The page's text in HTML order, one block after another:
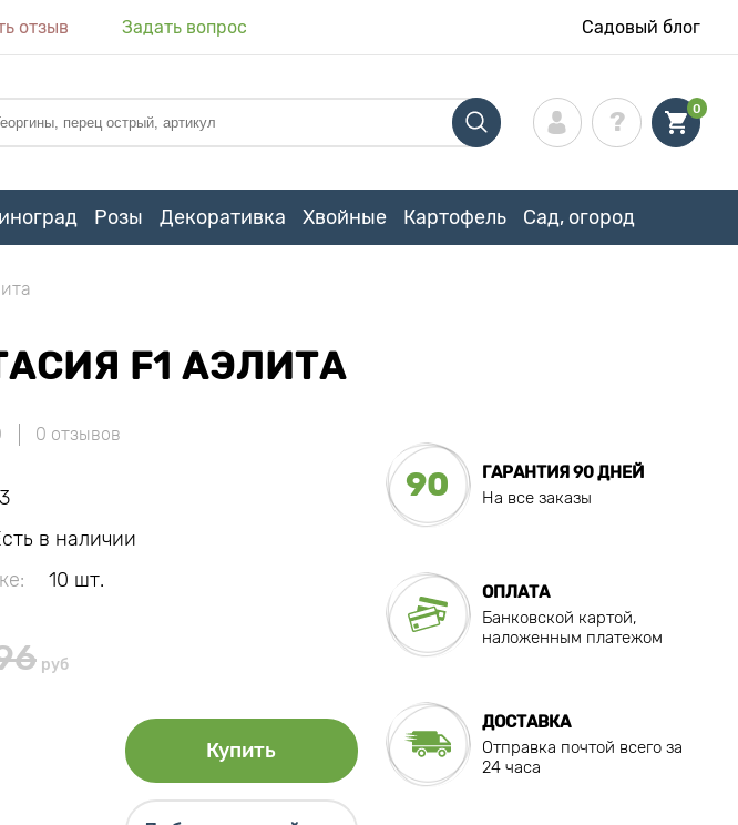
отзыв Задать вопрос Садовый блог
0
Розы Декоративка Хвойные Картофель Сад, огород
F1 АЭЛИТА
0 отзывов
в наличии
10 шт.
руб
Купить
90
ГАРАНТИЯ 90 ДНЕЙ
На все заказы
ОПЛАТА
Банковской картой,
наложенным платежом
ДОСТАВКА
Отправка почтой всего за
24 часа